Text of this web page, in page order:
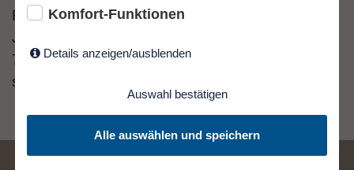
Rechtsanwalt Dr. Timo Welzer
Johannesstraße 27
78056 Villingen-Schwenningen
studium@welzer.com
Die Kanzlei Welzer Partner wurde mehrfach
Komfort-Funktionen
Details anzeigen/ausblenden
Auswahl bestätigen
Alle auswählen und speichern